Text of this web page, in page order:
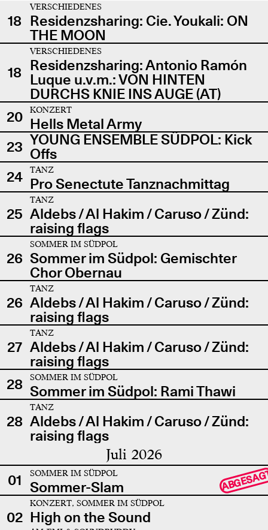
18
VERSCHIEDENES
Residenzsharing: Cie. Youkali: ON
THE MOON
18
VERSCHIEDENES
Residenzsharing: Antonio Ramón
Luque u.v.m.: VON HINTEN
DURCHS KNIE INS AUGE (AT)
20
KONZERT
Hells Metal Army
23 YOUNG ENSEMBLE SÜDPOL: Kick
Offs
24
TANZ
Pro Senectute Tanznachmittag
25
TANZ
Aldebs / Al Hakim / Caruso / Zünd:
raising flags
26
SOMMER IM SÜDPOL
Sommer im Südpol: Gemischter
Chor Obernau
26
TANZ
Aldebs / Al Hakim / Caruso / Zünd:
raising flags
27
TANZ
Aldebs / Al Hakim / Caruso / Zünd:
raising flags
28
SOMMER IM SÜDPOL
Sommer im Südpol: Rami Thawi
28
TANZ
Aldebs / Al Hakim / Caruso / Zünd:
raising flags
Juli 2026
01 SOMMER IM SÜDPOL
Sommer-Slam
02
KONZERT, SOMMER IM SÜDPOL
High on the Sound